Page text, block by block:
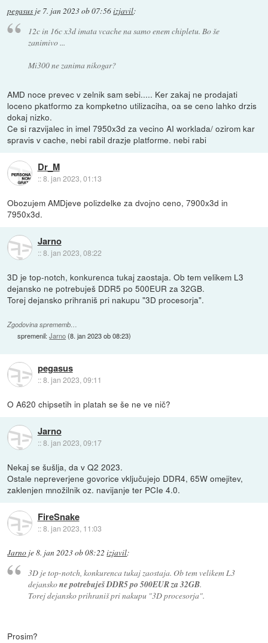
pegasus je 7. jan 2023 ob 07:56izjavil:
12c in 16c x3d imata vcache na samo enem chipletu. Bo še
zanimivo ...
Mi300 ne zanima nikogar?
AMD noce prevec v zelnik sam sebi..... Ker zakaj ne prodajati
loceno pkatformo za kompketno utilizaciha, oa se ceno lahko drzis
dokaj nizko.
Ce si razvijalec in imel 7950x3d za vecino AI worklada/ ozirom kar
spravis v cache, nebi rabil drazje platforme. nebi rabi
Dr_M
::8. jan 2023, 01:13
Obozujem AMDjeve polizdelke za dvojno ceno, 7900x3d in
7950x3d.
Jarno
::8. jan 2023, 08:22
3D je top-notch, konkurenca tukaj zaostaja. Ob tem velikem L3
dejansko ne potrebuješ DDR5 po 500EUR za 32GB.
Torej dejansko prihraniš pri nakupu "3D procesorja".
Zgodovina sprememb…
spremenil:Jarno(8. jan 2023 ob 08:23)
pegasus
::8. jan 2023, 09:11
O A620 chipsetih in platah se še ne ve nič?
Jarno
::8. jan 2023, 09:17
Nekaj se šušlja, da v Q2 2023.
Ostale nepreverjene govorice vključujejo DDR4, 65W omejitev,
zaklenjen množilnik oz. navijanje ter PCIe 4.0.
FireSnake
::8. jan 2023, 11:03
Jarno je8. jan 2023 ob 08:22 izjavil:
3D je top-notch, konkurenca tukaj zaostaja. Ob tem velikem L3
dejanskone potrebuješ DDR5 po 500EUR za 32GB.
Torej dejansko prihraniš pri nakupu "3D procesorja".
Prosim?